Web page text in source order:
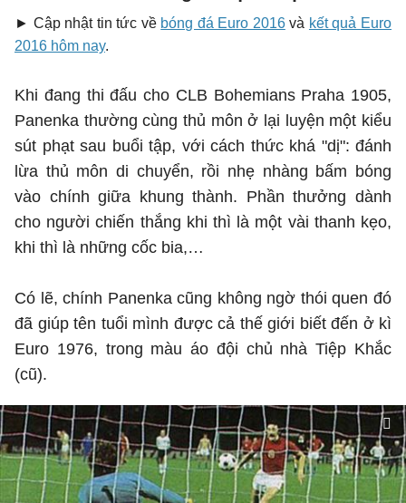
► Cập nhật tin tức về bóng đá Euro 2016và kết quả Euro
2016 hôm nay.
Khi đang thi đấu cho CLB Bohemians Praha 1905,
Panenka thường cùng thủ môn ở lại luyện một kiểu
sút phạt sau buổi tập, với cách thức khá "dị": đánh
lừa thủ môn di chuyển, rồi nhẹ nhàng bấm bóng
vào chính giữa khung thành. Phần thưởng dành
cho người chiến thắng khi thì là một vài thanh kẹo,
khi thì là những cốc bia,…
Có lẽ, chính Panenka cũng không ngờ thói quen đó
đã giúp tên tuổi mình được cả thế giới biết đến ở kì
Euro 1976, trong màu áo đội chủ nhà Tiệp Khắc
(cũ).